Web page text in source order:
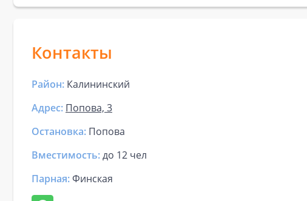
Контакты
Район: Калининский
Адрес: Попова, 3
Остановка: Попова
Вместимость:до 12 чел
Парная:Финская